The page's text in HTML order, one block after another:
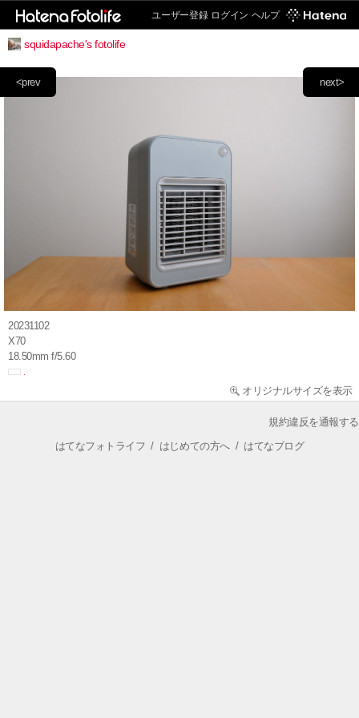
ユーザー登録 ログイン ヘルプ
squidapache's fotolife
next>
<prev
20231102
X70
18.50mm f/5.60
オリジナルサイズを表示
規約違反を通報する
はてなフォトライフ / はじめての方へ/ はてなブログ